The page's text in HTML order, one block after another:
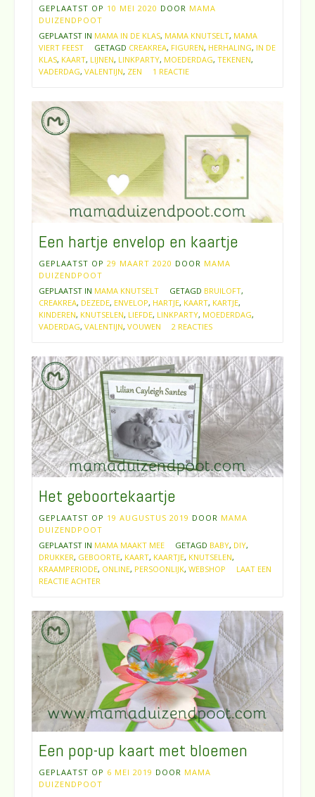
GEPLAATST OP 10 MEI 2020 DOOR MAMA
DUIZENDPOOT
GEPLAATST IN MAMA IN DE KLAS, MAMA KNUTSELT, MAMA
VIERT FEEST
GETAGD CREAKREA, FIGUREN, HERHALING, IN DE
KLAS, KAART, LIJNEN, LINKPARTY, MOEDERDAG, TEKENEN,
VADERDAG, VALENTIJN, ZEN 1 REACTIE
Een hartje envelop en kaartje
GEPLAATST OP 29 MAART 2020 DOOR MAMA
DUIZENDPOOT
GEPLAATST IN MAMA KNUTSELT GETAGD BRUILOFT,
CREAKREA, DEZEDE, ENVELOP, HARTJE, KAART, KARTJE,
KINDEREN, KNUTSELEN, LIEFDE, LINKPARTY, MOEDERDAG,
VADERDAG, VALENTIJN, VOUWEN 2 REACTIES
Het geboortekaartje
GEPLAATST OP 19 AUGUSTUS 2019 DOOR MAMA
DUIZENDPOOT
GEPLAATST IN MAMA MAAKT MEE GETAGD BABY, DIY,
DRUKKER, GEBOORTE, KAART, KAARTJE, KNUTSELEN,
KRAAMPERIODE, ONLINE, PERSOONLIJK, WEBSHOP
LAAT EEN
REACTIE ACHTER
Een pop-up kaart met bloemen
GEPLAATST OP 6 MEI 2019 DOOR MAMA
DUIZENDPOOT